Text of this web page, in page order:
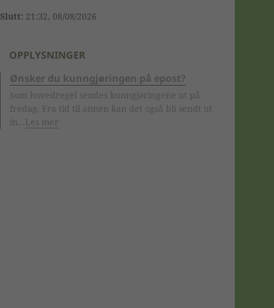
Slutt: 21:32, 08/08/2026
OPPLYSNINGER
Ønsker du kunngjøringen på epost?
Som hovedregel sendes kunngjøringene ut på
fredag. Fra tid til annen kan det også bli sendt ut
in... Les mer